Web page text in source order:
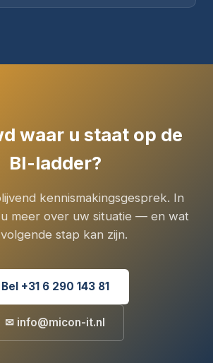
waar u staat op de
BI-ladder?
kennismakingsgesprek. In
meer over uw situatie — en wat
stap kan zijn.
Bel +31 6 290 143 81
✉ info@micon-it.nl